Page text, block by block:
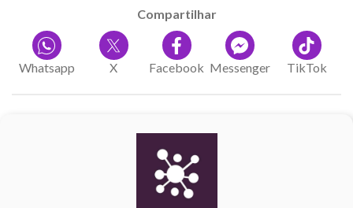
Compartilhar
Whatsapp X Facebook Messenger TikTok